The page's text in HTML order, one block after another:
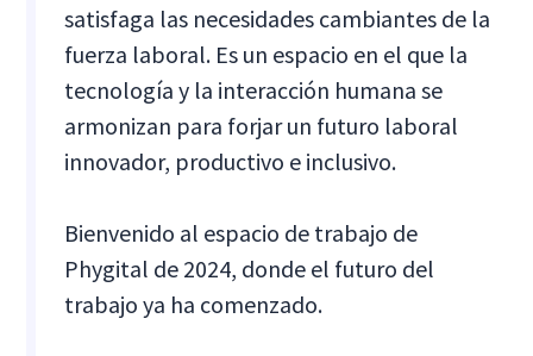
satisfaga las necesidades cambiantes de la
fuerza laboral. Es un espacio en el que la
tecnología y la interacción humana se
armonizan para forjar un futuro laboral
innovador, productivo e inclusivo.
Bienvenido al espacio de trabajo de
Phygital de 2024, donde el futuro del
trabajo ya ha comenzado.